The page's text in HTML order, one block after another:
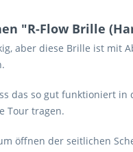
"R-Flow Brille
aber diese Brille ist mit
das so gut funktioniert
Tour tragen.
öffnen der seitlichen